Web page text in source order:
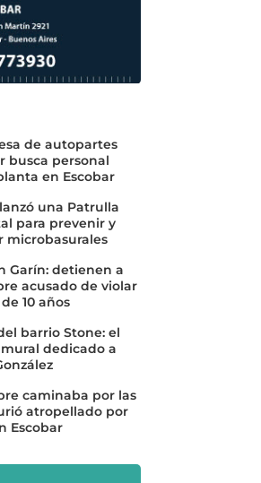
de autopartes
busca personal
en Escobar
una Patrulla
para prevenir y
microbasurales
Garín: detienen a
acusado de violar
10 años
barrio Stone: el
dedicado a
caminaba por las
atropellado por
Escobar